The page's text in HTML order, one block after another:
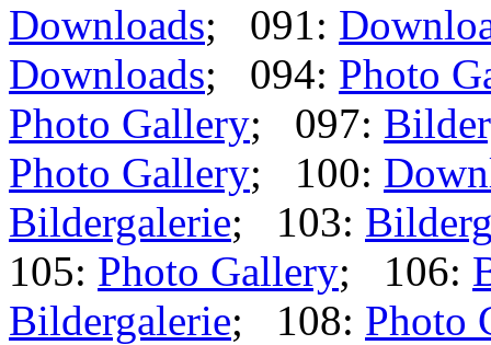
Downloads; 091:
Downloads; 094: Photo
Photo Gallery; 097:
Photo Gallery; 100:
Bildergalerie; 103:
105: Photo Gallery; 106:
Bildergalerie; 108: Photo